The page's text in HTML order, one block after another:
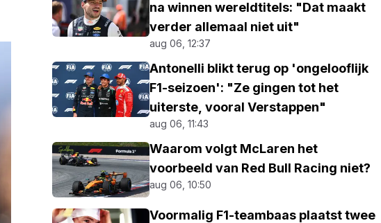
na winnen wereldtitels: "Dat maakt
verder allemaal niet uit"
aug 06, 12:37
Antonelli blikt terug op 'ongelooflijk
F1-seizoen': "Ze gingen tot het
uiterste, vooral Verstappen"
aug 06, 11:43
Waarom volgt McLaren het
voorbeeld van Red Bull Racing niet?
aug 06, 10:50
Voormalig F1-teambaas plaatst twee